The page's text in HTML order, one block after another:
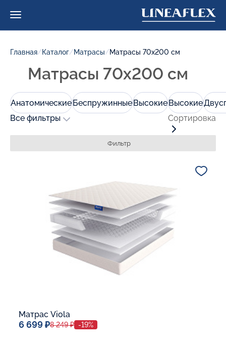
Главная/Каталог/Матрасы/Матрасы 70х200 см
Матрасы 70х200 см
АнатомическиеБеспружинныеВысокиеВысокие
Все фильтры
Сортировка
Фильтр
Матрас Viola
6 699 ₽8 249 ₽ -19%